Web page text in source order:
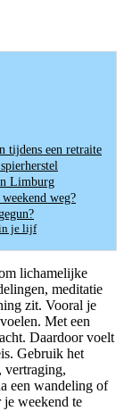
tijdens een retraite
Limburg
weg?
in je lijf
lichamelijke
meditatie
zit. Vooral je
Met een
Daardoor voelt
Gebruik het
vertraging,
een wandeling of
je weekend te